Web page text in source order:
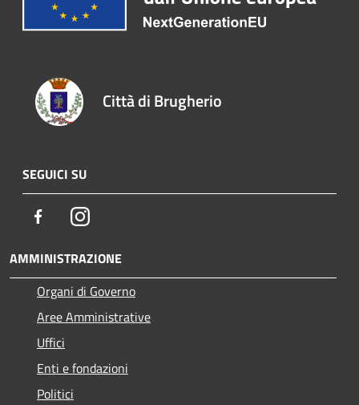
Città di Brugherio
SEGUICI SU
FacebookInstagram
AMMINISTRAZIONE
Organi di Governo
Aree Amministrative
Uffici
Enti e fondazioni
Politici